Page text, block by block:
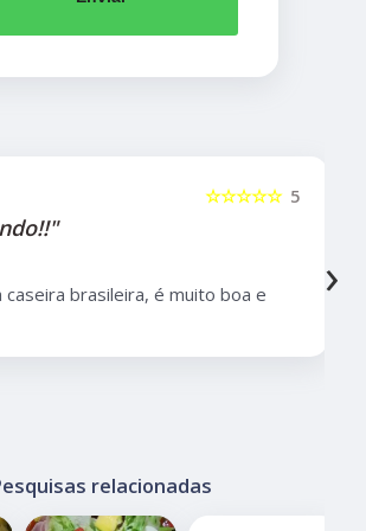
5
☆☆☆☆☆
caseira brasileira, é muito boa e
›
relacionadas